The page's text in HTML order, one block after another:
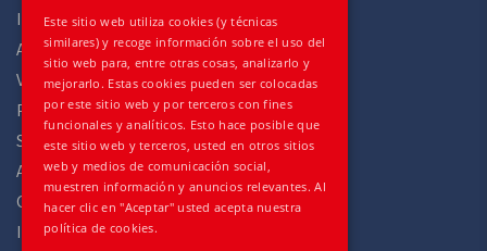
Inicio
Acciones
Vehículos
Partes
Servicios
Acerca de
Contacte con
Impressum
Este sitio web utiliza cookies (y técnicas
similares) y recoge información sobre el uso del
sitio web para, entre otras cosas, analizarlo y
mejorarlo. Estas cookies pueden ser colocadas
por este sitio web y por terceros con fines
funcionales y analíticos. Esto hace posible que
este sitio web y terceros, usted en otros sitios
web y medios de comunicación social,
muestren información y anuncios relevantes. Al
hacer clic en "Aceptar" usted acepta nuestra
política de cookies.